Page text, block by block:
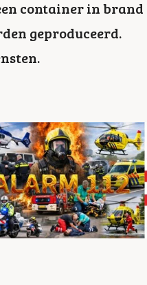
container in brand
geproduceerd.